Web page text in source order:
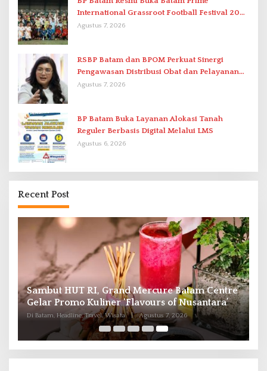
International Grassroot Football Festival 2026
di Stadion Temenggung Abdul Jamal
Agustus 7, 2026
RSBP Batam dan BPOM Perkuat Sinergi
Pengawasan Distribusi Obat dan Pelayanan
Kefarmasian
Agustus 7, 2026
BP Batam Buka Layanan Alokasi Tanah
Reguler Berbasis Digital Melalui LMS
Agustus 6, 2026
Recent Post
Sambut HUT RI, Grand Mercure Batam Centre
Gelar Promo Kuliner ‘Flavours of Nusantara’
Di Batam, Headline, Travel, Wisata | Agustus 7, 2026